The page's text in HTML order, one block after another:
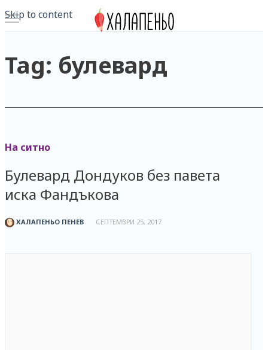
Skip to content
Tag: булевард
На ситно
Булевард Дондуков без павета
иска Фандъкова
ХАЛАПЕНЬО ПЕНЕВ СЕПТЕМВРИ 25, 2017